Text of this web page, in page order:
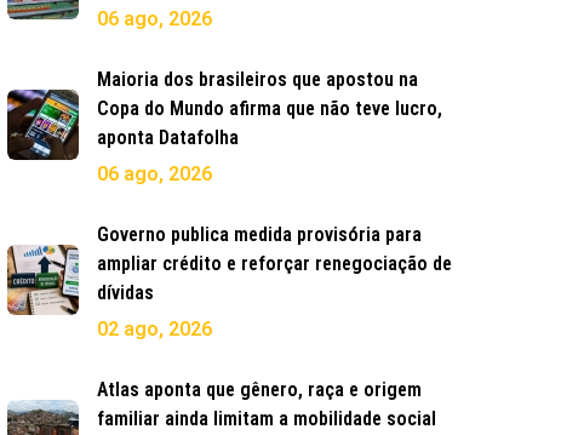
06 ago, 2026
Maioria dos brasileiros que apostou na
Copa do Mundo afirma que não teve lucro,
aponta Datafolha
06 ago, 2026
Governo publica medida provisória para
ampliar crédito e reforçar renegociação de
dívidas
02 ago, 2026
Atlas aponta que gênero, raça e origem
familiar ainda limitam a mobilidade social